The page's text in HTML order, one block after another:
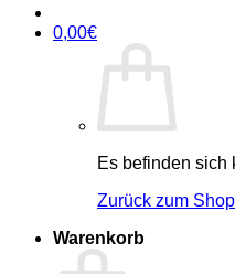
0,00€
Es befinden sich
Zurück zum Shop
Warenkorb